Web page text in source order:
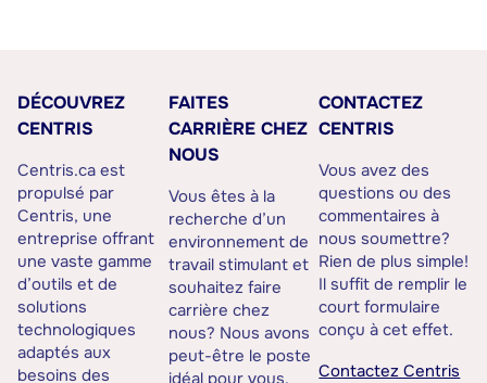
DÉCOUVREZ
CENTRIS
Centris.ca est
propulsé par
Centris, une
entreprise offrant
une vaste gamme
d’outils et de
solutions
technologiques
adaptés aux
besoins des
FAITES
CARRIÈRE CHEZ
NOUS
Vous êtes à la
recherche d’un
environnement de
travail stimulant et
souhaitez faire
carrière chez
nous? Nous avons
peut-être le poste
idéal pour vous.
CONTACTEZ
CENTRIS
Vous avez des
questions ou des
commentaires à
nous soumettre?
Rien de plus simple!
Il suffit de remplir le
court formulaire
conçu à cet effet.
Contactez Centris